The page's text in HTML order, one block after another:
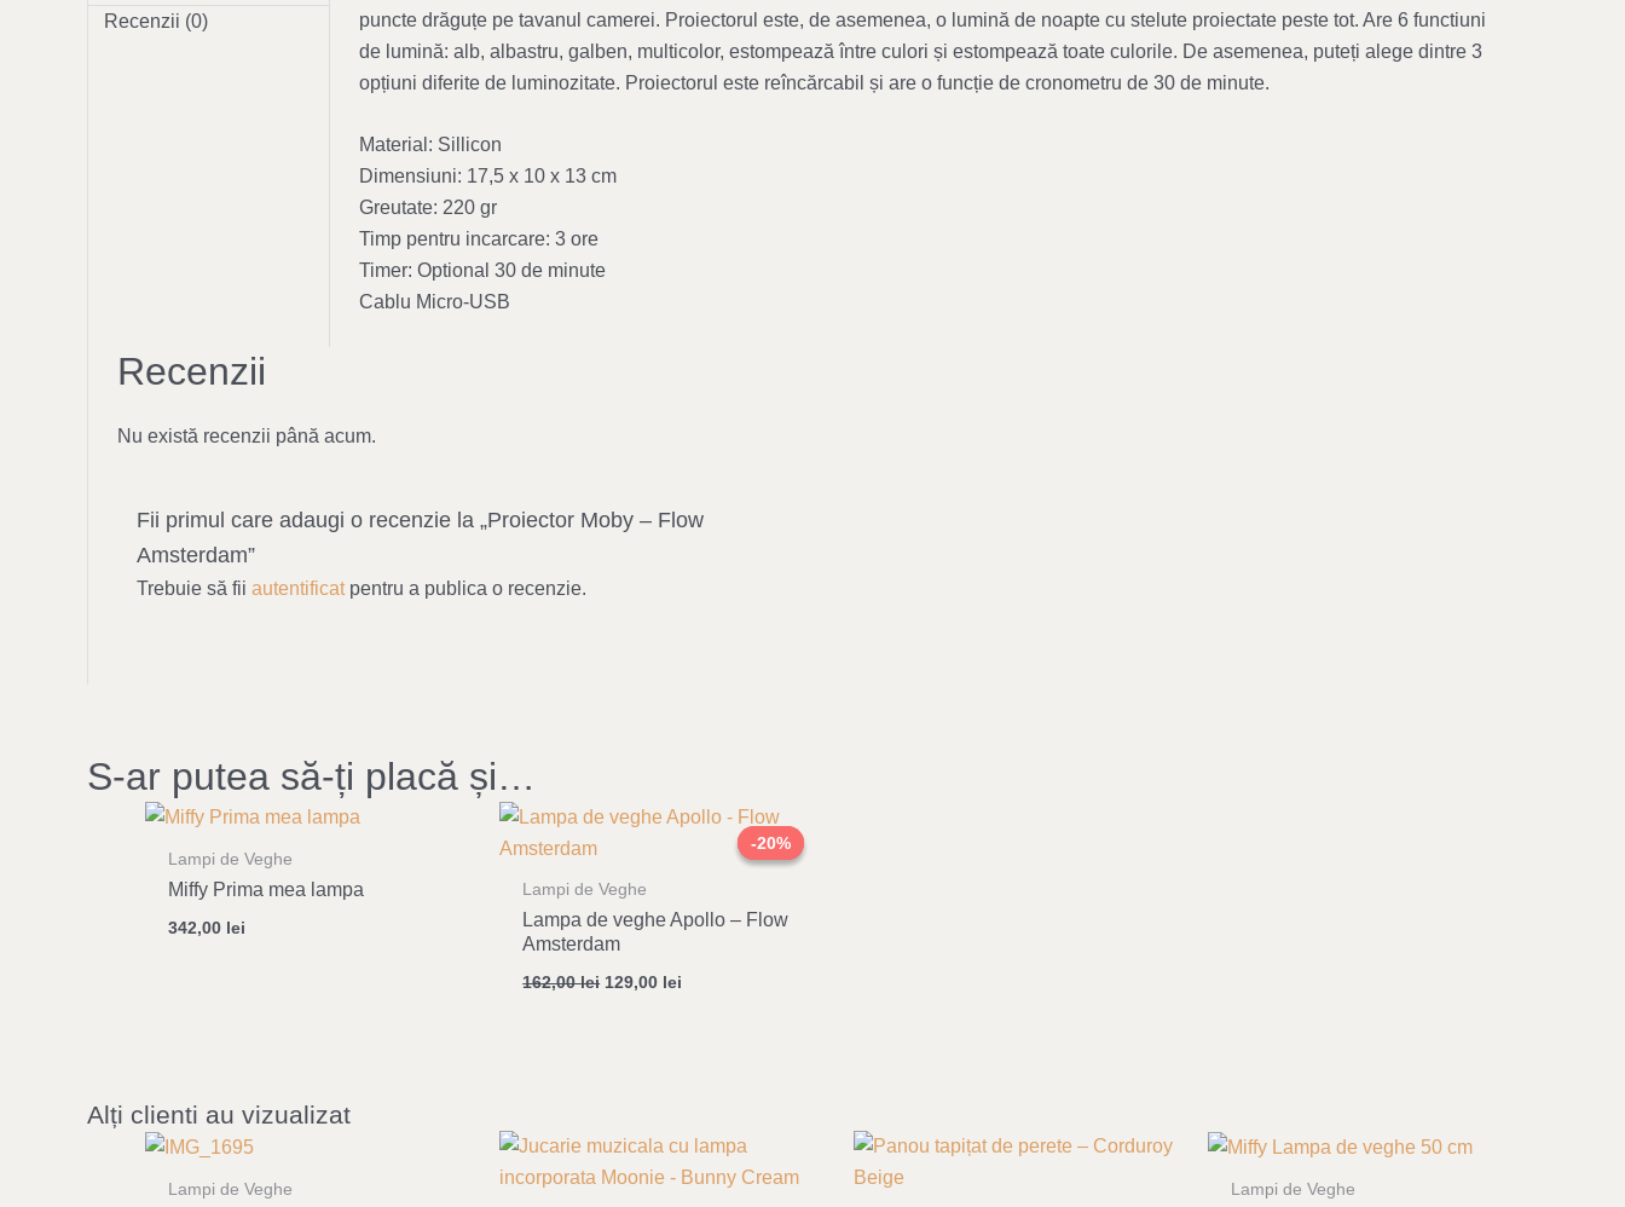
Recenzii (0)
puncte drăguțe pe tavanul camerei. Proiectorul este, de asemenea, o lumină de noapte cu stelute proiectate peste tot. Are 6 functiuni
de lumină: alb, albastru, galben, multicolor, estompează între culori și estompează toate culorile. De asemenea, puteți alege dintre 3
opțiuni diferite de luminozitate. Proiectorul este reîncărcabil și are o funcție de cronometru de 30 de minute.
Material: Sillicon
Dimensiuni: 17,5 x 10 x 13 cm
Greutate: 220 gr
Timp pentru incarcare: 3 ore
Timer: Optional 30 de minute
Cablu Micro-USB
Recenzii
Nu există recenzii până acum.
Fii primul care adaugi o recenzie la „Proiector Moby – Flow
Amsterdam”
Trebuie să fii autentificatpentru a publica o recenzie.
S-ar putea să-ți placă și…
Lampi de Veghe
Miffy Prima mea lampa
342,00 lei
-20%
-20%
Lampi de Veghe
Lampa de veghe Apollo – Flow
Amsterdam
162,00lei
Original
price
129,00 lei
Current
price
Alți clienti au vizualizat
Lampi de Veghe Lampi de Veghe